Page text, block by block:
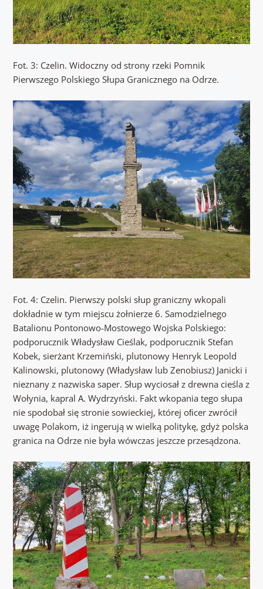
Fot. 3: Czelin. Widoczny od strony rzeki Pomnik
Pierwszego Polskiego Słupa Granicznego na Odrze.
Fot. 4: Czelin. Pierwszy polski słup graniczny wkopali
dokładnie w tym miejscu żołnierze 6. Samodzielnego
Batalionu Pontonowo-Mostowego Wojska Polskiego:
podporucznik Władysław Cieślak, podporucznik Stefan
Kobek, sierżant Krzemiński, plutonowy Henryk Leopold
Kalinowski, plutonowy (Władysław lub Zenobiusz) Janicki i
nieznany z nazwiska saper. Słup wyciosał z drewna cieśla z
Wołynia, kapral A. Wydrzyński. Fakt wkopania tego słupa
nie spodobał się stronie sowieckiej, której oﬁcer zwrócił
uwagę Polakom, iż ingerują w wielką politykę, gdyż polska
granica na Odrze nie była wówczas jeszcze przesądzona.